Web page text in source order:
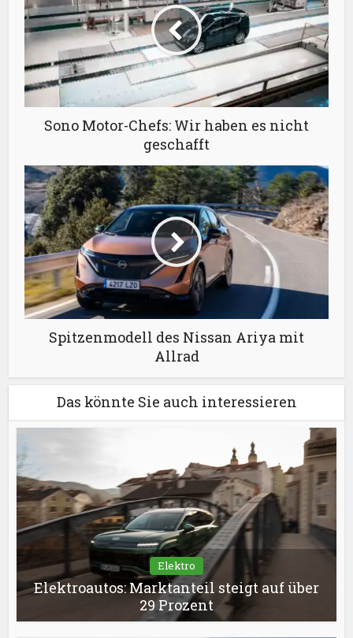
Sono Motor-Chefs: Wir haben es nicht
geschafft
Spitzenmodell des Nissan Ariya mit
Allrad
Das könnte Sie auch interessieren
Elektro
Elektroautos: Marktanteil steigt auf über
29 Prozent